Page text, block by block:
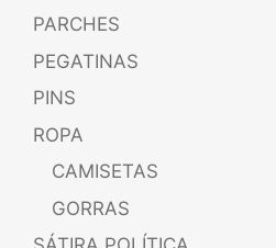
PARCHES
PEGATINAS
PINS
ROPA
CAMISETAS
GORRAS